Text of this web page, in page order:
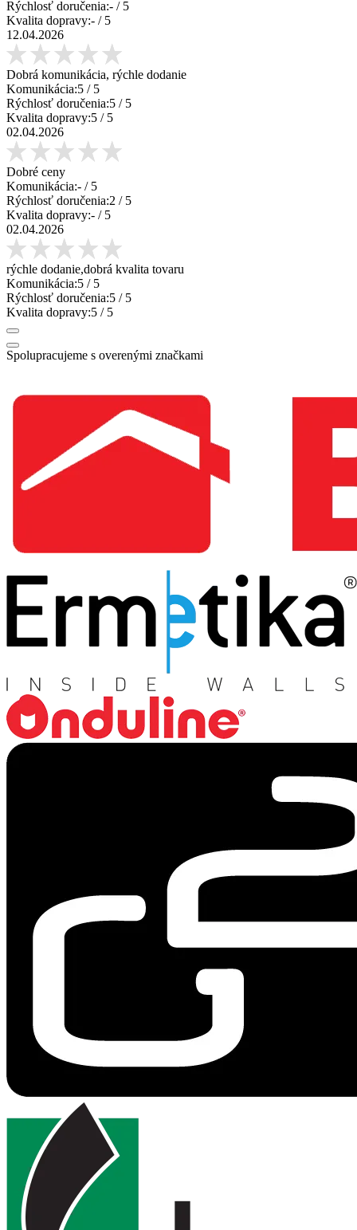
Rýchlosť doručenia:- / 5
Kvalita dopravy:- / 5
12.04.2026
Dobrá komunikácia, rýchle dodanie
Komunikácia:5 / 5
Rýchlosť doručenia:5 / 5
Kvalita dopravy:5 / 5
02.04.2026
Dobré ceny
Komunikácia:- / 5
Rýchlosť doručenia:2 / 5
Kvalita dopravy:- / 5
02.04.2026
rýchle dodanie,dobrá kvalita tovaru
Komunikácia:5 / 5
Rýchlosť doručenia:5 / 5
Kvalita dopravy:5 / 5
Spolupracujeme s overenými značkami